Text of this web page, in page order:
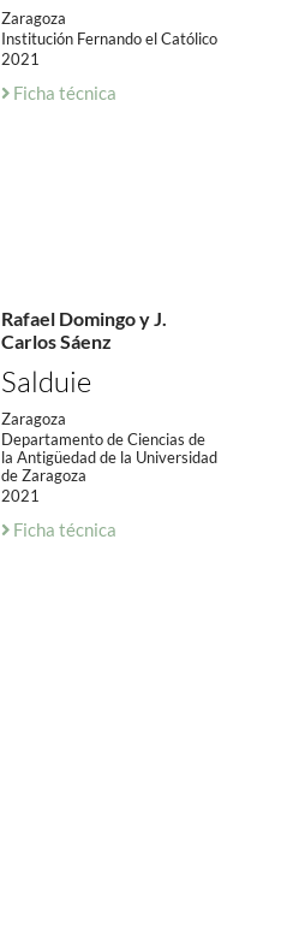
Zaragoza
Institución Fernando el Católico
2021
Ficha técnica
Rafael Domingo y J.
Carlos Sáenz
Salduie
Zaragoza
Departamento de Ciencias de
la Antigüedad de la Universidad
de Zaragoza
2021
Ficha técnica